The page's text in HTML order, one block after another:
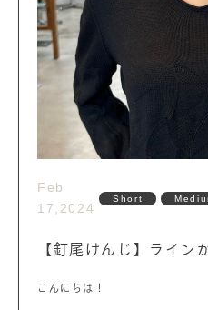
Feb
17,2024
Short
【釘尾けんじ】ライン
こんにちは！